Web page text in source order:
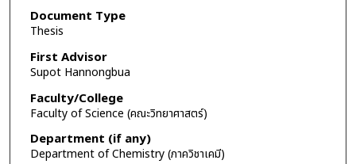
Document Type
Thesis
First Advisor
Supot Hannongbua
Faculty/College
Faculty of Science (คณะวิทยาศาสตร์)
Department (if any)
Department of Chemistry (ภาควิชาเคมี)